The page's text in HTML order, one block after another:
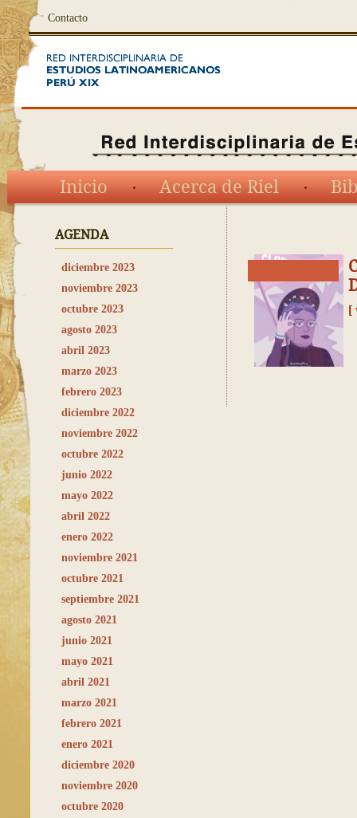
Contacto
Inicio Acerca de Riel
AGENDA
diciembre 2023
noviembre 2023
octubre 2023
agosto 2023
abril 2023
marzo 2023
febrero 2023
diciembre 2022
noviembre 2022
octubre 2022
junio 2022
mayo 2022
abril 2022
enero 2022
noviembre 2021
octubre 2021
septiembre 2021
agosto 2021
junio 2021
mayo 2021
abril 2021
marzo 2021
febrero 2021
enero 2021
diciembre 2020
noviembre 2020
octubre 2020
[